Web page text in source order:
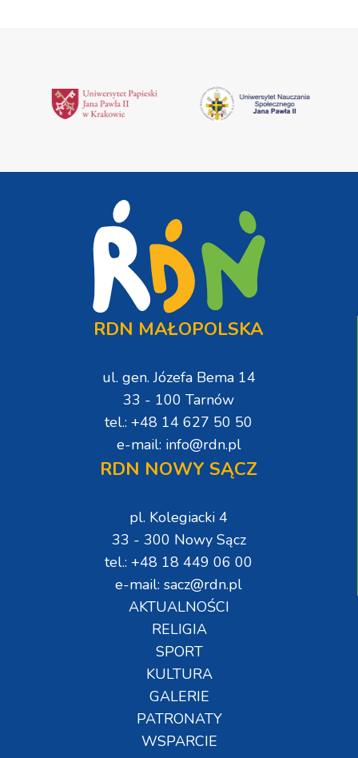
RDN MAŁOPOLSKA
ul. gen. Józefa Bema 14
33 - 100 Tarnów
tel.: +48 14 627 50 50
e-mail: info@rdn.pl
RDN NOWY SĄCZ
pl. Kolegiacki 4
33 - 300 Nowy Sącz
tel.: +48 18 449 06 00
e-mail: sacz@rdn.pl
AKTUALNOŚCI
RELIGIA
SPORT
KULTURA
GALERIE
PATRONATY
WSPARCIE